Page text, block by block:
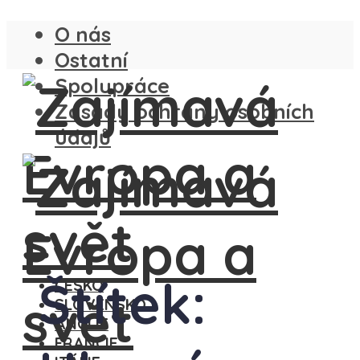
O nás
Ostatní
Spolupráce
Zásady ochrany osobních
údajů
ČESKO
SLOVENSKO
ANGLIE
FRANCIE
Štítek: